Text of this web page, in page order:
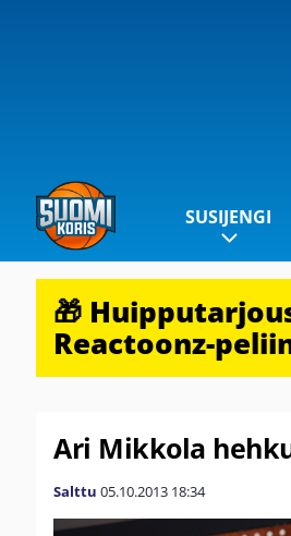
SUSIJENGI
🎁
Reactoonz-
Ari Mikkola
Salttu 05.10.2013 18:34